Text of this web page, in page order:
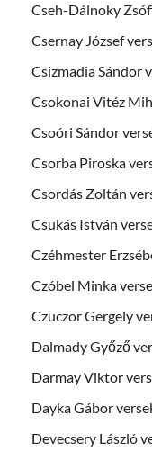
Cseh-Dálnoky
Csernay József
Csizmadia Sándor
Csokonai Vitéz
Csoóri Sándor
Csorba Piroska
Csordás Zoltán
Csukás István
Czéhmester
Czóbel Minka
Czuczor Gergely
Dalmady Győző
Darmay Viktor
Dayka Gábor
Devecsery László